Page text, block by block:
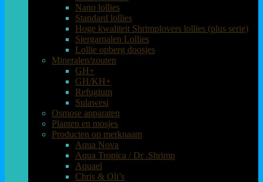
Nano lollies
Standard lollies
Hoge kwaliteit Shrimplovers lollies (plus serie)
Siergarnalen Lollies
Lollie opberg doosjes
Mineralen/zouten
GH+
GH/KH+
Refugium
Sulawesi
Osmose apparaten
Planten en mosjes
Producten op merknaam
Aqua Nova
Aqua Tropica / Dr .Shrimp
Aquael
Chris & Oli’s